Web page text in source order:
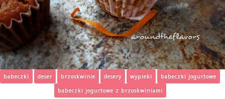
babeczki deser brzoskwinie desery wypieki
babeczki jogurtowe
babeczki jogurtowe z brzoskwiniami